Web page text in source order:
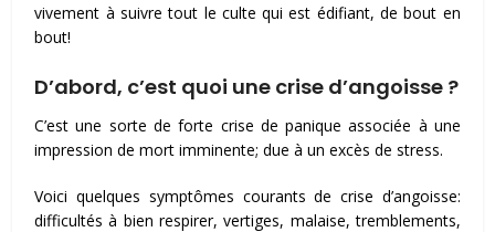
vivement à suivre tout le culte qui est édifiant, de bout en
bout!
D’abord, c’est quoi une crise d’angoisse ?
C’est une sorte de forte crise de panique associée à une
impression de mort imminente; due à un excès de stress.
Voici quelques symptômes courants de crise d’angoisse:
difficultés à bien respirer, vertiges, malaise, tremblements,